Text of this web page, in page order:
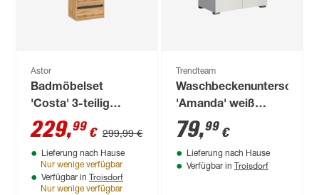
Astor
Badmöbelset
'Costa' 3-teilig
eichefarben/anthrazit
229,99 € 299,99 €
Lieferung nach Hause
Nur wenige verfügbar
Verfügbar in Troisdorf
Nur wenige verfügbar
Trendteam
'Amanda' weiß
glänzend 60 x 56 x
34 cm
79,99 €
Lieferung nach Hause
Verfügbar in Troisdorf